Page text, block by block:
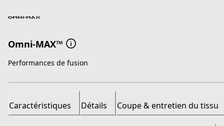
Omni-MAX™
Performances de fusion
Caractéristiques Détails Coupe & entretien du tissu